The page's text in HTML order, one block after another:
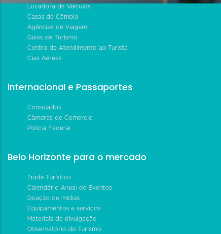
Locadora de Veículos
Casas de Câmbio
Agências de Viagem
Guias de Turismo
Centro de Atendimento ao Turista
Cias Aéreas
Internacional e Passaportes
Consulados
Câmaras de Comércio
Polícia Federal
Belo Horizonte para o mercado
Trade Turístico
Calendário Anual de Eventos
Doação de mídias
Equipamentos e serviços
Materiais de divulgação
Observatório do Turismo